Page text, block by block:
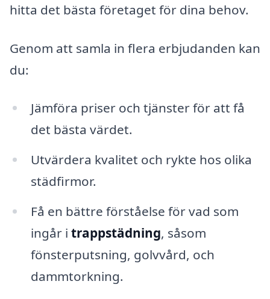
hitta det bästa företaget för dina behov.
Genom att samla in flera erbjudanden kan
du:
Jämföra priser och tjänster för att få
det bästa värdet.
Utvärdera kvalitet och rykte hos olika
städfirmor.
Få en bättre förståelse för vad som
ingår i trappstädning, såsom
fönsterputsning, golvvård, och
dammtorkning.